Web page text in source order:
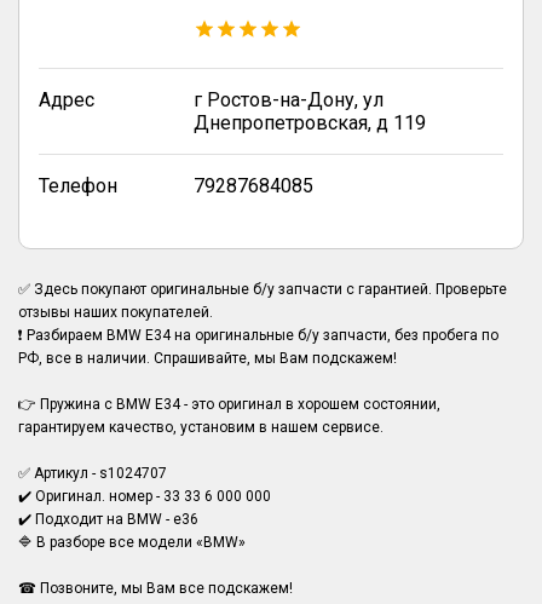
Адрес
г Ростов-на-Дону, ул
Днепропетровская, д 119
Телефон 79287684085
✅ Здесь покупают оригинальные б/у запчасти с гарантией. Проверьте
отзывы наших покупателей.
❗ Разбираем BMW E34 на оригинальные б/у запчасти, без пробега по
РФ, все в наличии. Спрашивайте, мы Вам подскажем!
👉 Пружина с BMW E34 - это оригинал в хорошем состоянии,
гарантируем качество, установим в нашем сервисе.
✅ Артикул - s1024707
✔️ Оригинал. номер - 33 33 6 000 000
✔️ Подходит на BMW - e36
🔷 В разборе все модели «BMW»
☎ Позвоните, мы Вам все подскажем!